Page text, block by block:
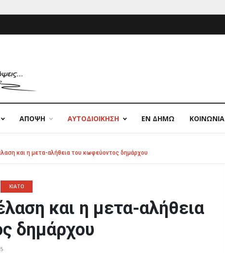
ΑΠΟΨΗ ΑΥΤΟΔΙΟΙΚΗΣΗ ΕΝ ΔΗΜΩ ΚΟΙΝΩΝΙΑ
και η μετα-αλήθεια του κωφεύοντος δημάρχου
ΚΙΑΤΟ
και η μετα-αλήθεια
δημάρχου